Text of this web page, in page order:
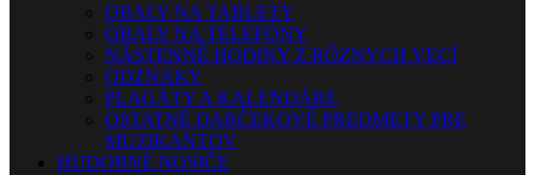
OBALY NA TABLETY
OBALY NA TELEFÓNY
NÁSTENNÉ HODINY Z RÔZNYCH VECÍ
ODZNAKY
PLAGÁTY A KALENDÁRE
OSTATNÉ DARČEKOVÉ PREDMETY PRE
MUZIKANTOV
HUDOBNÉ NOSIČE